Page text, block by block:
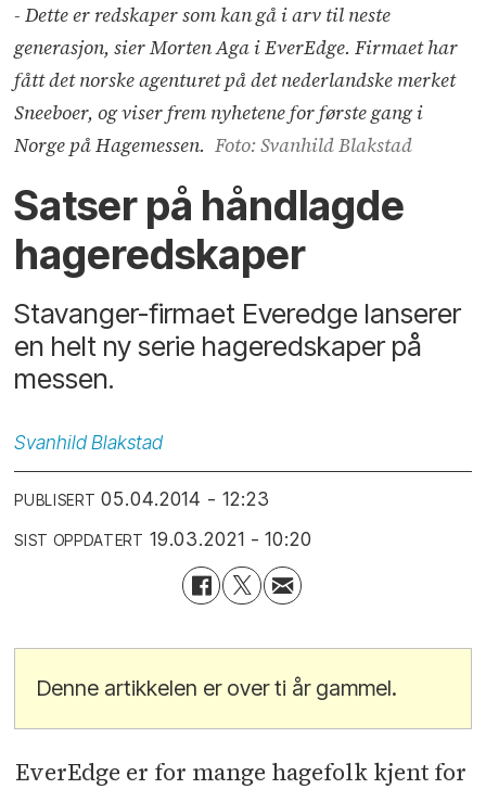
- Dette er redskaper som kan gå i arv til neste
generasjon, sier Morten Aga i EverEdge. Firmaet har
fått det norske agenturet på det nederlandske merket
Sneeboer, og viser frem nyhetene for første gang i
Norge på Hagemessen. Foto: Svanhild Blakstad
Satser på håndlagde
hageredskaper
Stavanger-firmaet Everedge lanserer
en helt ny serie hageredskaper på
messen.
Svanhild Blakstad
PUBLISERT 05.04.2014 - 12:23
SIST OPPDATERT 19.03.2021 - 10:20
Denne artikkelen er over ti år gammel.
EverEdge er for mange hagefolk kjent for